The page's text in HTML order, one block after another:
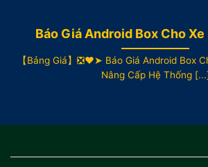
Báo Giá Android Box Cho Xe
【Bảng Giá】❎❤️➤ Báo Giá Android Box
Nâng Cấp Hệ Thống